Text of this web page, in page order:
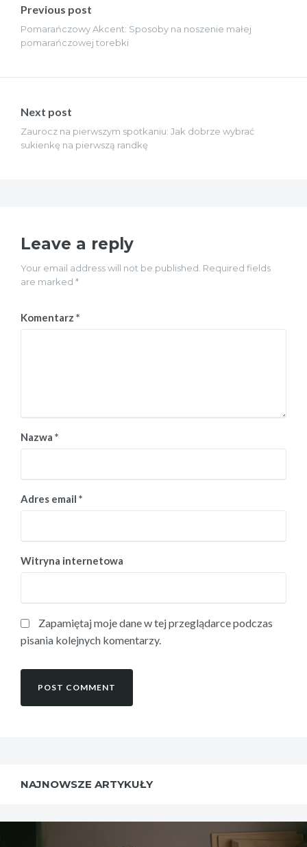
wpisu
Previous post
Pomarańczowy Akcent: Sposoby na noszenie małej
pomarańczowej torebki
Next post
Zaurocz na pierwszym spotkaniu: Jak dobrze wybrać
sukienkę na pierwszą randkę
Leave a reply
Your email address will not be published. Required fields
are marked *
Komentarz *
Nazwa *
Adres email *
Witryna internetowa
Zapamiętaj moje dane w tej przeglądarce podczas
pisania kolejnych komentarzy.
NAJNOWSZE ARTYKUŁY